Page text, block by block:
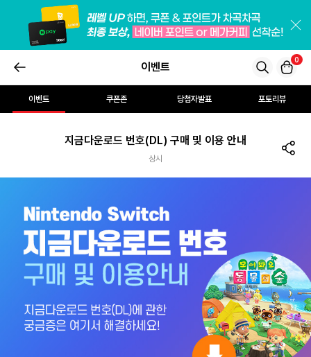
이벤트
0
이벤트 쿠폰존 당첨자발표 포토리뷰
지금다운로드 번호(DL) 구매 및 이용 안내
상시